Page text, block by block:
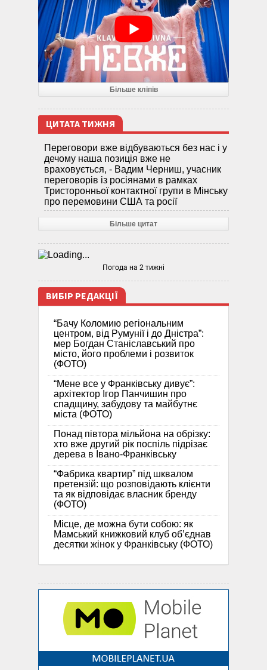
Більше кліпів
ЦИТАТА ТИЖНЯ
Переговори вже відбуваються без нас і у
дечому наша позиція вже не
враховується, - Вадим Черниш, учасник
переговорів із росіянами в рамках
Тристоронньої контактної групи в Мінську
про перемовини США та росії
Більше цитат
Погода на 2 тижні
ВИБІР РЕДАКЦІЇ
“Бачу Коломию регіональним
центром, від Румунії і до Дністра”:
мер Богдан Станіславський про
місто, його проблеми і розвиток
(ФОТО)
“Мене все у Франківську дивує”:
архітектор Ігор Панчишин про
спадщину, забудову та майбутнє
міста (ФОТО)
Понад півтора мільйона на обрізку:
хто вже другий рік поспіль підрізає
дерева в Івано-Франківську
“Фабрика квартир” під шквалом
претензій: що розповідають клієнти
та як відповідає власник бренду
(ФОТО)
Місце, де можна бути собою: як
Мамський книжковий клуб об’єднав
десятки жінок у Франківську (ФОТО)